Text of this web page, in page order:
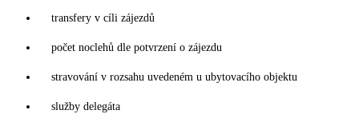
transfery v cíli zájezdů
počet noclehů dle potvrzení o zájezdu
stravování v rozsahu uvedeném u ubytovacího objektu
služby delegáta